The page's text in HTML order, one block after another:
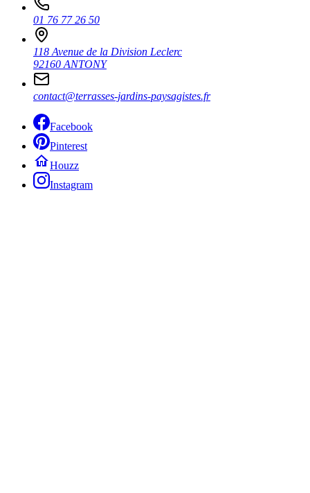
01 76 77 26 50
118 Avenue de la Division Leclerc
92160 ANTONY
contact@terrasses-jardins-paysagistes.fr
Facebook
Pinterest
Houzz
Instagram